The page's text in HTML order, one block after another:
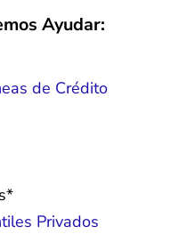
Ayudar:
de Crédito
Privados